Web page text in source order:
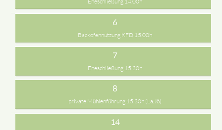
6
Backofennutzung KFD 15.00h
7
Eheschließung 15.30h
8
private Mühlenführung 15.30h (La,Jö)
14